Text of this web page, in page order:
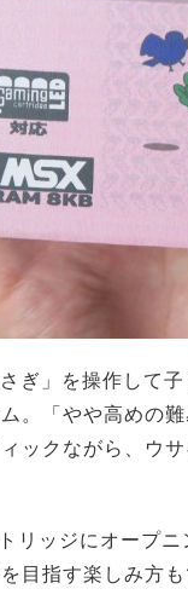
ぎ」を操作して
。「やや高めの
ックながら、ウ
リッジにオープ
目指す楽しみ方も